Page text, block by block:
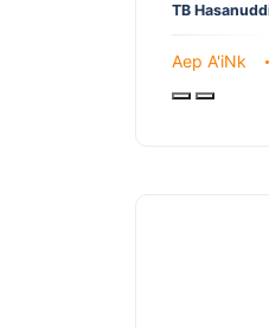
TB
Aep A'iNk